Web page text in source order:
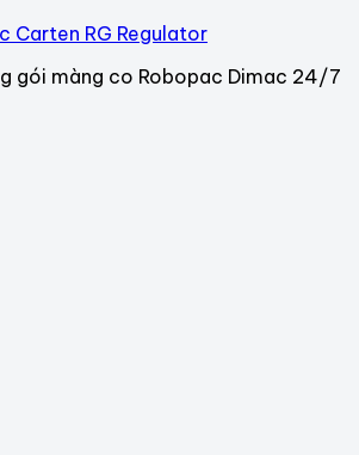
Carten RG Regulator
gói màng co Robopac Dimac 24/7